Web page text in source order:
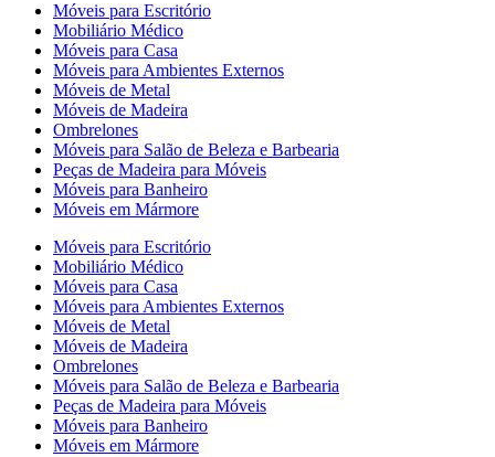
Móveis para Escritório
Mobiliário Médico
Móveis para Casa
Móveis para Ambientes Externos
Móveis de Metal
Móveis de Madeira
Ombrelones
Móveis para Salão de Beleza e Barbearia
Peças de Madeira para Móveis
Móveis para Banheiro
Móveis em Mármore
Móveis para Escritório
Mobiliário Médico
Móveis para Casa
Móveis para Ambientes Externos
Móveis de Metal
Móveis de Madeira
Ombrelones
Móveis para Salão de Beleza e Barbearia
Peças de Madeira para Móveis
Móveis para Banheiro
Móveis em Mármore